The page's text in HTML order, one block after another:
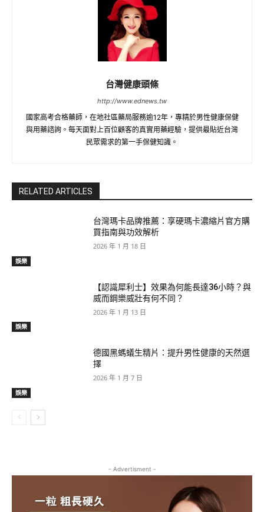
台灣健康頭條
http://www.ednews.tw
國家高考合格藥師，在地社區藥局服務逾12年，專精於男性健康保健
與用藥諮詢。每天面對上百位顧客的真實用藥經驗，提供最貼近台灣
民眾需求的第一手保健知識。
RELATED ARTICLES
娛樂
台灣瑪卡品牌推薦：享硬瑪卡濃縮片官方購
買指南與功效解析​
2026 年 1 月 18 日
娛樂
【認識犀利士】效果為何能長達36小時？與
威而鋼樂威壯有何不同？
2026 年 1 月 13 日
娛樂
德國黑螞蟻生精片：提升男性健康的天然選
擇
2026 年 1 月 7 日
- Advertisment -